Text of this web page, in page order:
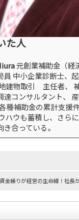
た人
元創業補助金（経
員 中小企業診断士、
建物取引 主任者、
達コンサルタント、
種補助金の累計支援
ハウも蓄積し、さら
合っている。
資金繰りが経営の生命線！社長